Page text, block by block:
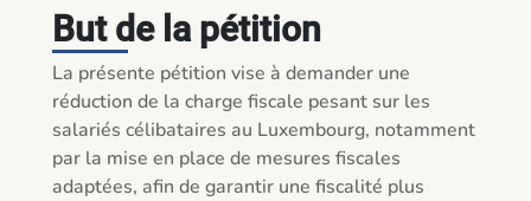
But de la pétition
La présente pétition vise à demander une
réduction de la charge fiscale pesant sur les
salariés célibataires au Luxembourg, notamment
par la mise en place de mesures fiscales
adaptées, afin de garantir une fiscalité plus